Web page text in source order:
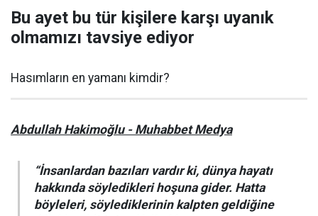
Bu ayet bu tür kişilere karşı uyanık
olmamızı tavsiye ediyor
Hasımların en yamanı kimdir?
Abdullah Hakimoğlu - Muhabbet Medya
“İnsanlardan bazıları vardır ki, dünya hayatı
hakkında söyledikleri hoşuna gider. Hatta
böyleleri, söylediklerinin kalpten geldiğine